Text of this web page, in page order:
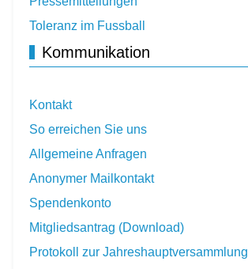
Toleranz im Fussball
Kommunikation
Kontakt
So erreichen Sie uns
Allgemeine Anfragen
Anonymer Mailkontakt
Spendenkonto
Mitgliedsantrag (Download)
Protokoll zur Jahreshauptversammlung